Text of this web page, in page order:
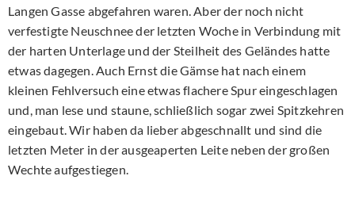
Langen Gasse abgefahren waren. Aber der noch nicht
verfestigte Neuschnee der letzten Woche in Verbindung mit
der harten Unterlage und der Steilheit des Geländes hatte
etwas dagegen. Auch Ernst die Gämse hat nach einem
kleinen Fehlversuch eine etwas flachere Spur eingeschlagen
und, man lese und staune, schließlich sogar zwei Spitzkehren
eingebaut. Wir haben da lieber abgeschnallt und sind die
letzten Meter in der ausgeaperten Leite neben der großen
Wechte aufgestiegen.